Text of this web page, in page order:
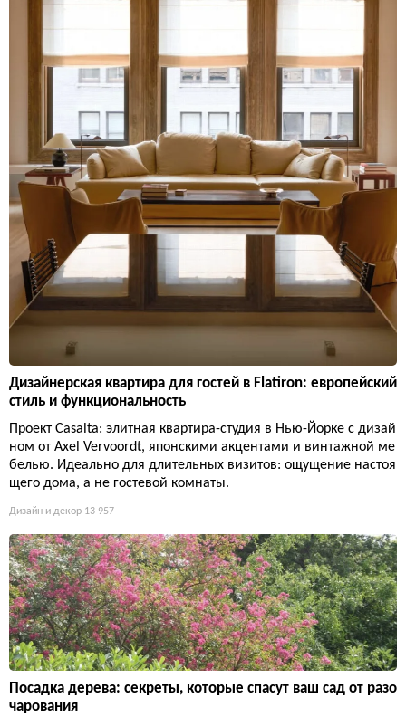
Дизайнерская квартира для гостей в Flatiron: европейский
стиль и функциональность
Проект Casalta: элитная квартира-студия в Нью-Йорке с дизай
ном от Axel Vervoordt, японскими акцентами и винтажной ме
белью. Идеально для длительных визитов: ощущение настоя
щего дома, а не гостевой комнаты.
Дизайн и декор 13 957
Посадка дерева: секреты, которые спасут ваш сад от разо
чарования